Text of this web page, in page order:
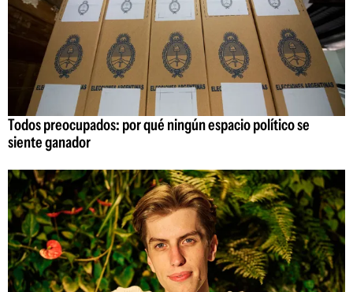
Todos preocupados: por qué ningún espacio político se
siente ganador